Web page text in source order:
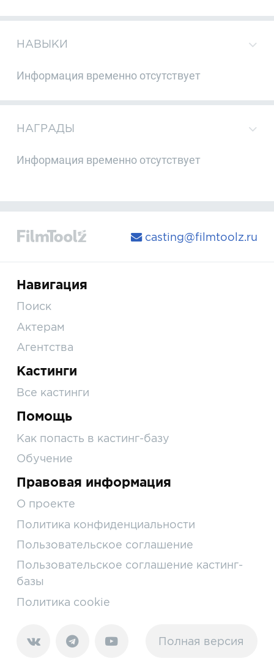
НАВЫКИ
Информация временно отсутствует
НАГРАДЫ
Информация временно отсутствует
casting@filmtoolz.ru
Навигация
Поиск
Актерам
Агентства
Кастинги
Все кастинги
Помощь
Как попасть в кастинг-базу
Обучение
Правовая информация
О проекте
Политика конфиденциальности
Пользовательское соглашение
Пользовательское соглашение кастинг-
базы
Политика cookie
Полная версия